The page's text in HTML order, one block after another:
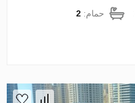
حمام:2